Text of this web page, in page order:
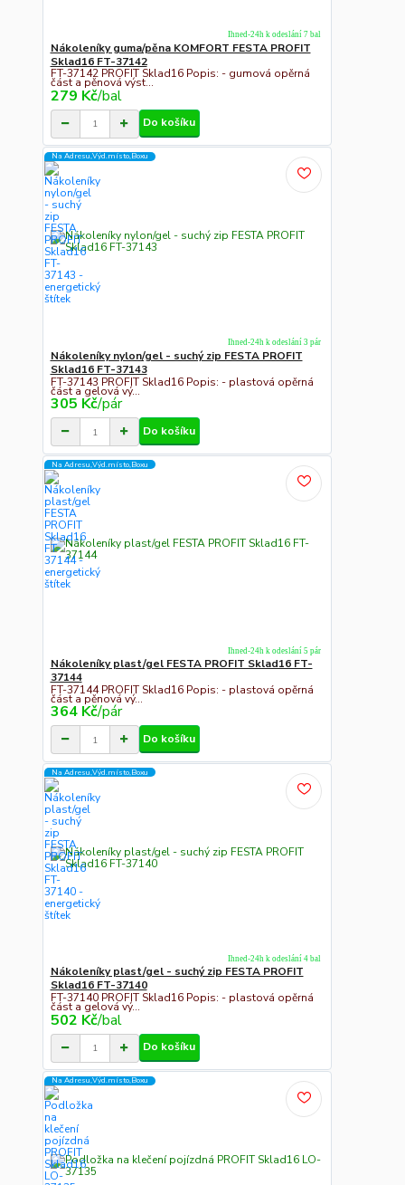
Nákoleníky guma/pěna KOMFORT FESTA PROFIT
Sklad16 FT-37142
FT-37142 PROFIT Sklad16 Popis: - gumová opěrná
část a pěnová výst...
279 Kč/bal
Ihned-24h k odeslání 7 bal
Do košíku
Na Adresu,Výd.místo,Boxu
Nákoleníky nylon/gel - suchý zip FESTA PROFIT
Sklad16 FT-37143
FT-37143 PROFIT Sklad16 Popis: - plastová opěrná
část a gelová vý...
305 Kč/pár
Ihned-24h k odeslání 3 pár
Do košíku
Na Adresu,Výd.místo,Boxu
Nákoleníky plast/gel FESTA PROFIT Sklad16 FT-
37144
FT-37144 PROFIT Sklad16 Popis: - plastová opěrná
část a pěnová vý...
364 Kč/pár
Ihned-24h k odeslání 5 pár
Do košíku
Na Adresu,Výd.místo,Boxu
Nákoleníky plast/gel - suchý zip FESTA PROFIT
Sklad16 FT-37140
FT-37140 PROFIT Sklad16 Popis: - plastová opěrná
část a gelová vý...
502 Kč/bal
Ihned-24h k odeslání 4 bal
Do košíku
Na Adresu,Výd.místo,Boxu